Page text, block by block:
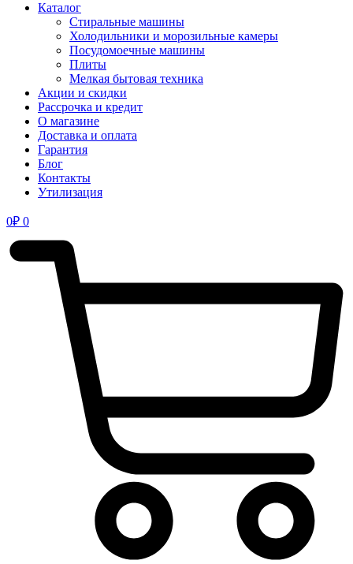
Каталог
Стиральные машины
Холодильники и морозильные камеры
Посудомоечные машины
Плиты
Мелкая бытовая техника
Акции и скидки
Рассрочка и кредит
О магазине
Доставка и оплата
Гарантия
Блог
Контакты
Утилизация
0₽ 0